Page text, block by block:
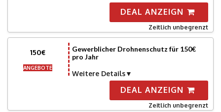
DEAL ANZEIGN
Zeitlich unbegrenzt
150€
ANGEBOTE
Gewerblicher Drohnenschutz für 150€
pro Jahr
Weitere Details
DEAL ANZEIGN
Zeitlich unbegrenzt